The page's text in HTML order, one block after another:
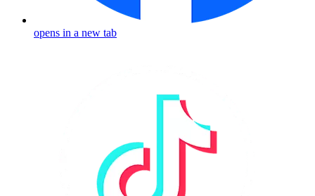
opens in a new tab